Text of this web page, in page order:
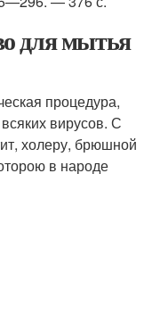
для мытья
процедура,
вирусов. С
холеру, брюшной
в народе